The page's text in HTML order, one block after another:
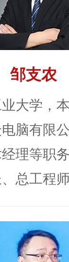
邹支农
大学，
脑有限
理等职
总工程